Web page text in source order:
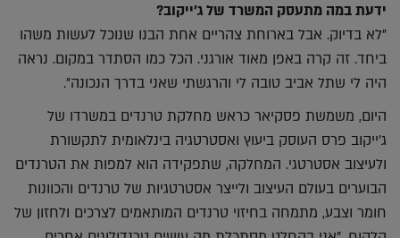
ידעת במה מתעסק המשרד של ג'ייקוב?
"לא בדיוק. אבל בארוחת צהריים אחת הבנו שנוכל לעשות משהו
ביחד. זה קרה באפן מאוד אורגני. הכל כמו הסתדר במקום. נראה
היה לי שתל אביב טובה לי והרגשתי שאני בדרך הנכונה".
היום, משמשת פסקיאר כראש מחלקת טרנדים במשרדו של
ג'ייקוב פרס העוסק ביעוץ ואסטרטגיה בינלאומית לתקשורת
ולעיצוב אסטרטגי. המחלקה, שתפקידה הוא למפות את הטרנדים
הבוערים בעולם העיצוב ולייצר אסטרטגיות של טרנדים והכוונות
חומר וצבע, מתמחה בחיזוי טרנדים המותאמים לצרכים ולחזון של